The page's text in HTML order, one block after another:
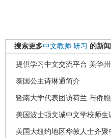
搜索更多中文教师 研习 的新闻
提供学习中文交流平台 美华
泰国公主诗琳通简介
暨南大学代表团访荷兰 与侨
美国波士顿文诚中文学校师生
美国大纽约地区华教人士齐